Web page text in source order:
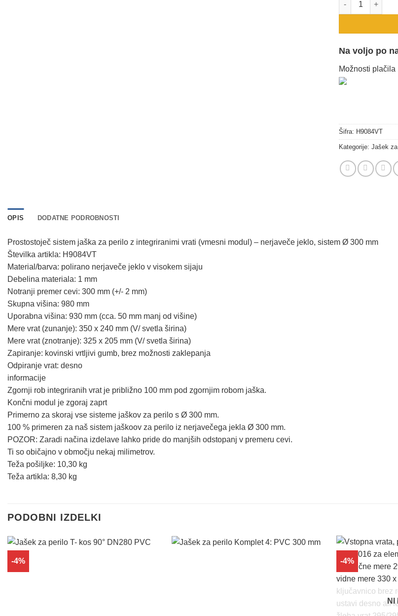
Na voljo po
Možnosti plačila
Šifra: H9084VT
Kategorije: Jašek
OPIS DODATNE PODROBNOSTI
Prostostoječ sistem jaška za perilo z integriranimi vrati (vmesni modul) – nerjaveče jeklo, sistem Ø 300 mm
Številka artikla: H9084VT
Material/barva: polirano nerjaveče jeklo v visokem sijaju
Debelina materiala: 1 mm
Notranji premer cevi: 300 mm (+/- 2 mm)
Skupna višina: 980 mm
Uporabna višina: 930 mm (cca. 50 mm manj od višine)
Mere vrat (zunanje): 350 x 240 mm (V/ svetla širina)
Mere vrat (znotranje): 325 x 205 mm (V/ svetla širina)
Zapiranje: kovinski vrtljivi gumb, brez možnosti zaklepanja
Odpiranje vrat: desno
informacije
Zgornji rob integriranih vrat je približno 100 mm pod zgornjim robom jaška.
Končni modul je zgoraj zaprt
Primerno za skoraj vse sisteme jaškov za perilo s Ø 300 mm.
100 % primeren za naš sistem jaškoov za perilo iz nerjavečega jekla Ø 300 mm.
POZOR: Zaradi načina izdelave lahko pride do manjših odstopanj v premeru cevi.
Ti so običajno v območju nekaj milimetrov.
Teža pošiljke: 10,30 kg
Teža artikla: 8,30 kg
PODOBNI IZDELKI
-4% -4%
NI